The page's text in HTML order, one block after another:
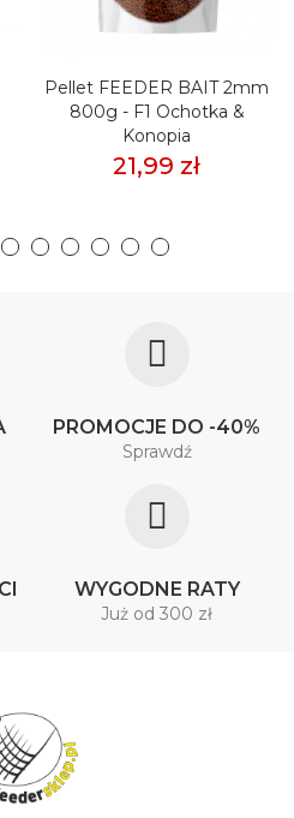
Pellet FEEDER BAIT 2mm
800g - F1 Ochotka &
Konopia
21,99 zł
PROMOCJE DO -40%
Sprawdź
WYGODNE RATY
Już od 300 zł